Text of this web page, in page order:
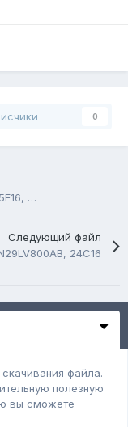
0
AKAI LTA-32N688HCP, MST6M16JS-LF, 25F16, 24LC64B
Следующий файл
24C16
файла.
полезную
вы сможете